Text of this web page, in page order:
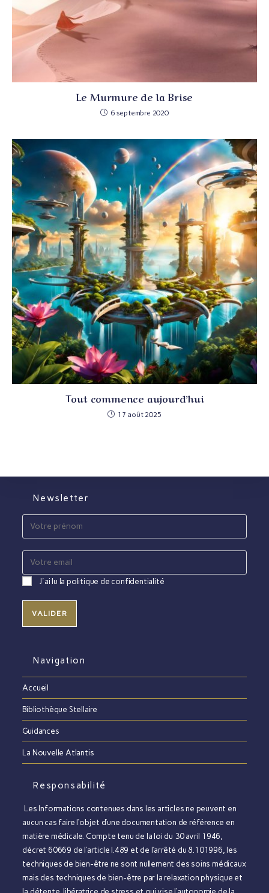
Le Murmure de la Brise
6 septembre 2020
Tout commence aujourd’hui
17 août 2025
Newsletter
J'ai lu la politique de confidentialité
Navigation
Accueil
Bibliothèque Stellaire
Guidances
La Nouvelle Atlantis
Responsabilité
Les Informations contenues dans les articles ne peuvent en
aucun cas faire l’objet d’une documentation de référence en
matière médicale. Compte tenu de la loi du 30 avril 1946,
décret 60669 de l’article l.489 et de l’arrêté du 8.101996, les
techniques de bien-être ne sont nullement des soins médicaux
mais des techniques de bien-être par la relaxation physique et